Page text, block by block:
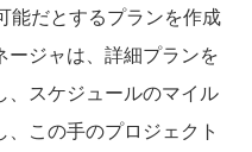
能だとするプランを作成
ージャは、詳細プランを
、スケジュールのマイル
この手のプロジェクト